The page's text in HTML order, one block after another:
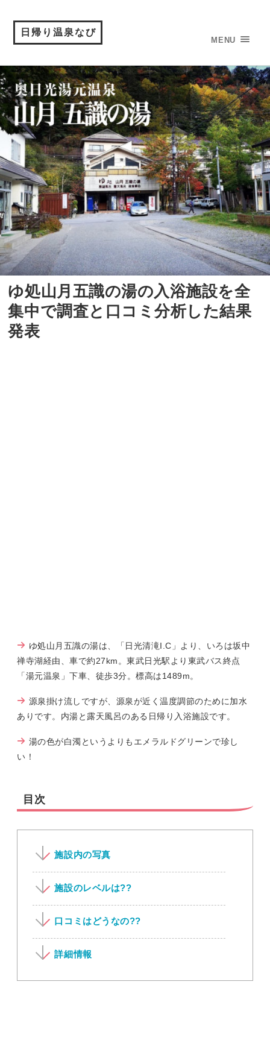
日帰り温泉なび
MENU
ゆ処山月五識の湯の入浴施設を全
集中で調査と口コミ分析した結果
発表
ゆ処山月五識の湯は、「日光清滝I.C」より、いろは坂中
禅寺湖経由、車で約27km。東武日光駅より東武バス終点
「湯元温泉」下車、徒歩3分。標高は1489m。
源泉掛け流しですが、源泉が近く温度調節のために加水
ありです。内湯と露天風呂のある日帰り入浴施設です。
湯の色が白濁というよりもエメラルドグリーンで珍し
い！
目次
施設内の写真
施設のレベルは??
口コミはどうなの??
詳細情報